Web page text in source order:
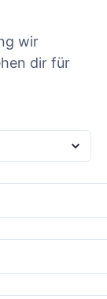
wir
dir für